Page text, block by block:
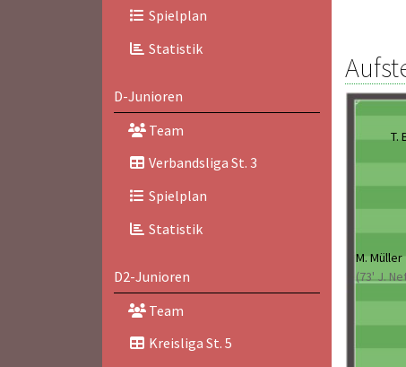
Spielplan
Statistik
D-Junioren
Team
Verbandsliga St. 3
Spielplan
Statistik
D2-Junioren
Team
Kreisliga St. 5
T.
M. Müller
(73' J.